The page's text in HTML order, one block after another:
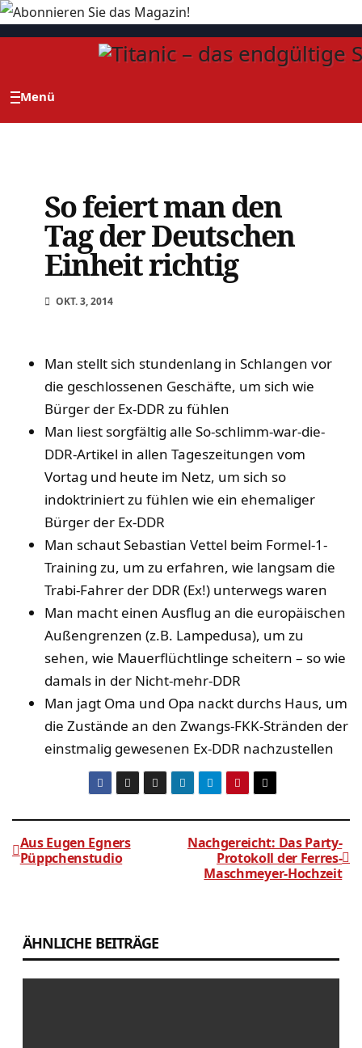
Zum
So feiert man den
Tag der Deutschen
Einheit richtig
OKT. 3, 2014
Man stellt sich stundenlang in Schlangen vor
die geschlossenen Geschäfte, um sich wie
Bürger der Ex-DDR zu fühlen
Man liest sorgfältig alle So-schlimm-war-die-
DDR-Artikel in allen Tageszeitungen vom
Vortag und heute im Netz, um sich so
indoktriniert zu fühlen wie ein ehemaliger
Bürger der Ex-DDR
Man schaut Sebastian Vettel beim Formel-1-
Training zu, um zu erfahren, wie langsam die
Trabi-Fahrer der DDR (Ex!) unterwegs waren
Man macht einen Ausflug an die europäischen
Außengrenzen (z.B. Lampedusa), um zu
sehen, wie Mauerflüchtlinge scheitern – so wie
damals in der Nicht-mehr-DDR
Man jagt Oma und Opa nackt durchs Haus, um
die Zustände an den Zwangs-FKK-Stränden der
einstmalig gewesenen Ex-DDR nachzustellen
Nachgereicht: Das Party-
Protokoll der Ferres-
Maschmeyer-Hochzeit
Aus Eugen Egners
Püppchenstudio
ÄHNLICHE BEITRÄGE